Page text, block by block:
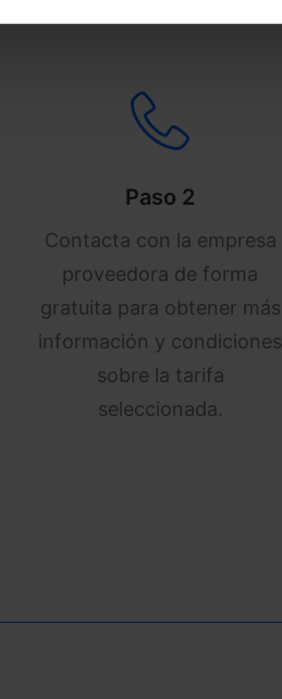
Paso 2
Contacta con la empresa
proveedora de forma
gratuita para obtener más
información y condiciones
sobre la tarifa
seleccionada.